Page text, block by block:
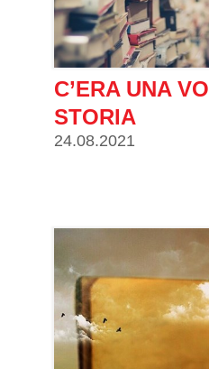
C’ERA UNA
STORIA
24.08.2021